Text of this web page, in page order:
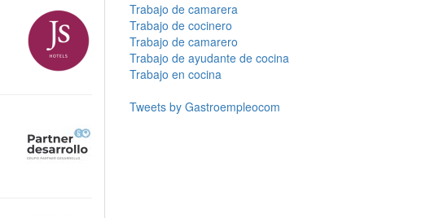
Trabajo de camarera
Trabajo de cocinero
Trabajo de camarero
Trabajo de ayudante de cocina
Trabajo en cocina
Tweets by Gastroempleocom